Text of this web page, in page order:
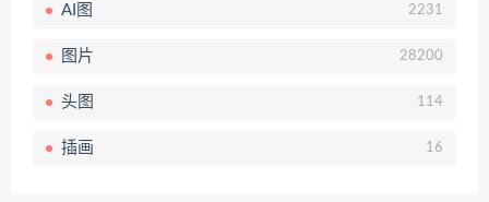
AI图 2231
图片 28200
头图 114
插画 16